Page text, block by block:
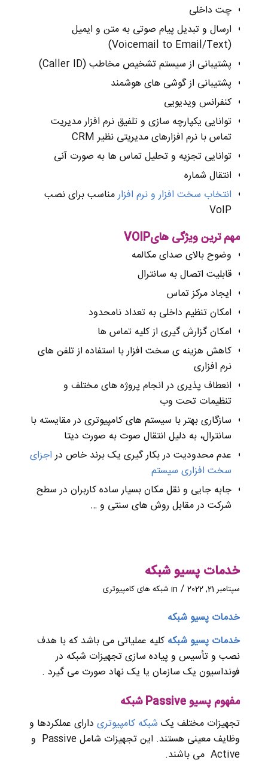
چت داخلی
ارسال و تبدیل پیام صوتی به متن و ایمیل
(Voicemail to Email/Text)
پشتیبانی از سیستم تشخیص مخاطب (Caller ID)
پشتیبانی از گوشی های هوشمند
کنفرانس ویدیویی
توانایی یکپارچه سازی و تلفیق نرم افزار مدیریت
تماس با نرم افزارهای مدیریتی نظیر CRM
توانایی تجزیه و تحلیل تماس ها به صورت آنی
انتقال شماره
انتخاب سخت افزار و نرم افزارمناسب برای نصب
VoIP
مهم ترین ویژگی هایVOIP
وضوح بالای صدای مکالمه
قابلیت اتصال به سانترال
ایجاد مرکز تماس
امکان تنظیم داخلی به تعداد نامحدود
امکان گزارش گیری از کلیه تماس ها
کاهش هزینه ی سخت افزار با استفاده از تلفن های
نرم افزاری
انعطاف پذیری در انجام پروژه های مختلف و
تنظیمات تحت وب
سازگاری بهتر با سیستم های کامپیوتری در مقایسته با
سانترال، به دلیل انتقال صوت به صورت دیتا
عدم محدودیت در بکار گیری یک برند خاص دراجزای
سخت افزاری سیستم
جابه جایی و نقل مکان بسیار ساده کاربران در سطح
شرکت در مقابل روش های سنتی و …
خدمات پسیو شبکه
سپتامبر 21, 2022 /
in شبکه های کامپیوتری
خدمات پسیو شبکه
خدمات پسیو شبکهکلیه عملیاتی می باشد که با هدف
نصب و تأسیس و پیاده سازی تجهیزات شبکه در
فونداسیون یک سازمان یا یک نهاد صورت می گیرد .
مفهوم پسیو Passive شبکه
تجهیزات مختلف یک شبکه کامپیوتری دارای عملکردها و
وظایف معینی هستند. این تجهیزات شامل Passive و
Active می باشند.